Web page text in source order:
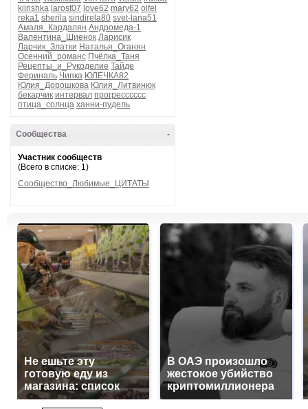
kiirishka larost07 love62 mary62 olfel
reka1 sherila sindirela80 svet-lana51
Амаля_Кардалян Андромеда-1
Валентина_Шиенок Ларисик
Ларчик_Златки Наталья_Оганян
Осенний_романс Пчёлка_Таня
Рецепты_и_Рукоделие Тайде
Фериналь Чипка ЮЛЕЧКА82
Юлия_Дорошкова Юлия_Литвинюк
бекарчик интервал прогресссссс
птица_солнца ханни-пудель
-
Сообщества
Участник сообществ
(Всего в списке: 1)
Сообщество_Любимые_ЦИТАТЫ
Не ешьте эту
готовую еду из
магазина: список
В ОАЭ произошло
жестокое убийство
криптомиллионера